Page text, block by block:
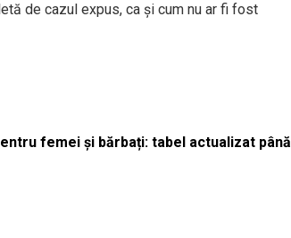
de cazul expus, ca și cum nu ar fi fost
femei și bărbați: tabel actualizat până